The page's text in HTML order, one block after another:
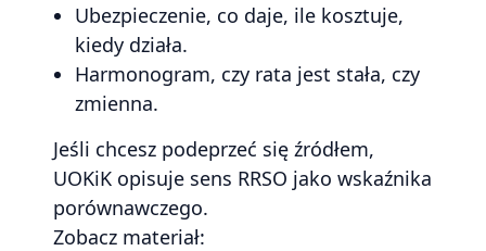
Ubezpieczenie, co daje, ile kosztuje,
kiedy działa.
Harmonogram, czy rata jest stała, czy
zmienna.
Jeśli chcesz podeprzeć się źródłem,
UOKiK opisuje sens RRSO jako wskaźnika
porównawczego.
Zobacz materiał: